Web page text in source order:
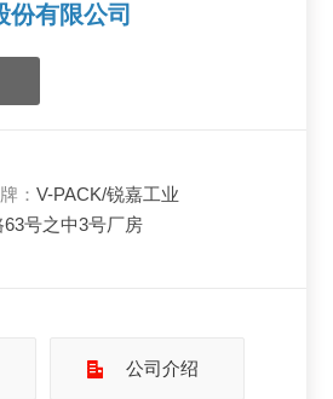
份有限公司
：V-PACK/锐嘉工业
号之中3号厂房
公司介绍